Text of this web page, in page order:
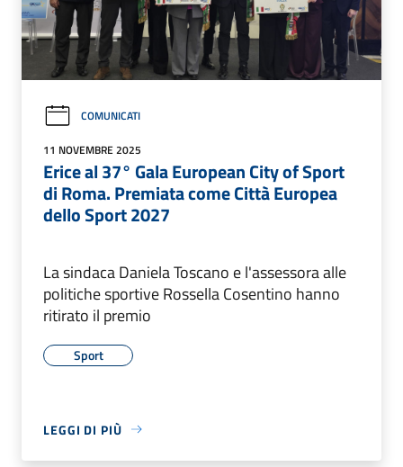
COMUNICATI
11 NOVEMBRE 2025
Erice al 37° Gala European City of Sport
di Roma. Premiata come Città Europea
dello Sport 2027
La sindaca Daniela Toscano e l'assessora alle
politiche sportive Rossella Cosentino hanno
ritirato il premio
Sport
LEGGI DI PIÙ